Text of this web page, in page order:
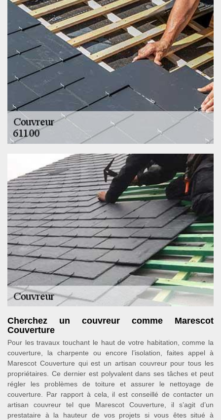
Cherchez un couvreur comme Marescot
Couverture
Pour les travaux touchant le haut de votre habitation, comme la
couverture, la charpente ou encore l’isolation, faites appel à
Marescot Couverture qui est un artisan couvreur pour tous les
propriétaires. Ce dernier est polyvalent dans ses tâches et peut
régler les problèmes de toiture et assurer le nettoyage de
couverture. Par rapport à cela, il est conseillé de contacter un
artisan couvreur tel que Marescot Couverture, il s’agit d’un
prestataire à la hauteur de vos projets si vous êtes situé à